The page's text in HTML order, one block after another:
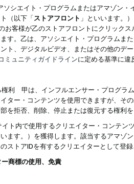
シエイト・プログラムまたはアマゾン・
（以下「ストアフロント 」といいます。
お客様が乙のストアフロントにクリック
ます。乙は、アソシエイト・プログラム
ト、デジタルビデオ、またはその他のデ
ミュニティガイドラインに定める基準に違
利 甲は、インフルエンサー・プログラ
ター・コンテンツを使用できますが、そ
を拒否、削除、停止または復元する権利
ト内で使用するクリエイター・コンテン
ます。）を獲得します。該当するアマゾ
ストアIDを有するクリエイターとして登
商標の使用、免責